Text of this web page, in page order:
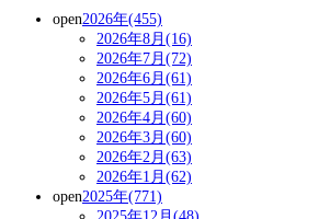
open2026年(455)
2026年8月(16)
2026年7月(72)
2026年6月(61)
2026年5月(61)
2026年4月(60)
2026年3月(60)
2026年2月(63)
2026年1月(62)
open2025年(771)